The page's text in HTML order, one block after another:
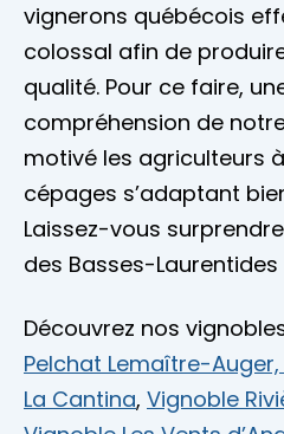
vignerons québécois
colossal afin de
qualité. Pour ce faire,
compréhension de
motivé les agriculteurs
cépages s’adaptant
Laissez-vous
des Basses-Laurentides
Découvrez nos vignobles
Pelchat Lemaître-Auger,
La Cantina, Vignoble